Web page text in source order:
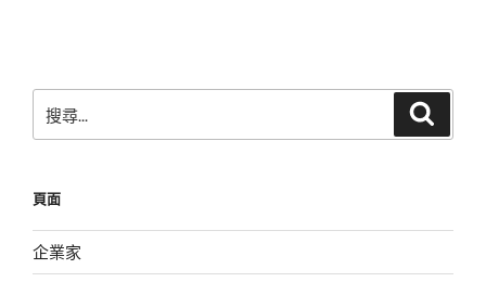
尋
字:
頁面
企業家